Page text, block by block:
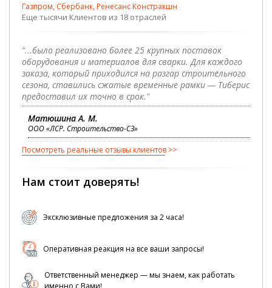
Газпром, Сбербанк, Ренесанс Констракшн
Еще тысячи Клиентов из 18 отраслей
"...было реализовано более 25 крупных поставок
оборудования и материалов для сварки. Для каждого
заказа, который приходился на разгар строительного
сезона, ставились сжатые временные рамки — Тиберис
предоставил их точно в срок."
Матюшина А. М.
ООО «ЛСР. Строительство-СЗ»
Посмотреть реальные отзывы клиентов
Нам стоит доверять!
Эксклюзивные предложения за 2 часа!
Оперативная реакция на все ваши запросы!
Ответственный менеджер — мы знаем, как работать
именно с Вами!